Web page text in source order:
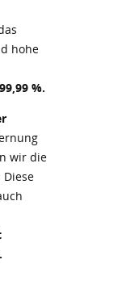
hohe
%.
wir die
Diese